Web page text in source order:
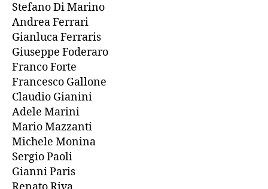
Stefano Di Marino
Andrea Ferrari
Gianluca Ferraris
Giuseppe Foderaro
Franco Forte
Francesco Gallone
Claudio Gianini
Adele Marini
Mario Mazzanti
Michele Monina
Sergio Paoli
Gianni Paris